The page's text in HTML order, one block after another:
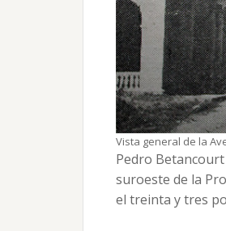
Vista general de la
Pedro
suroeste de la
el treinta y tres